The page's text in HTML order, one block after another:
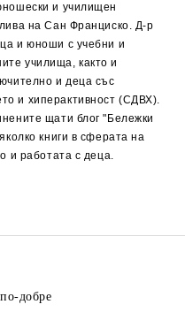
и училищен
на Сан Франциско. Д-р
и юноши с учебни и
училища, както и
и деца със
и хиперактивност (СДВХ).
щати блог "Бележки
книги в сферата на
и работата с деца.
добре